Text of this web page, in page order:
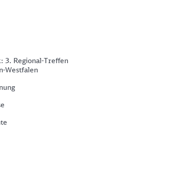
3. Regional-Treffen
Westfalen